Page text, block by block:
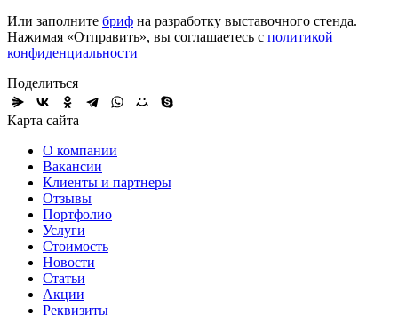
Или заполните бриф на разработку выставочного стенда.
Нажимая «Отправить», вы соглашаетесь с политикой
конфиденциальности
Поделиться
Карта сайта
О компании
Вакансии
Клиенты и партнеры
Отзывы
Портфолио
Услуги
Стоимость
Новости
Статьи
Акции
Реквизиты